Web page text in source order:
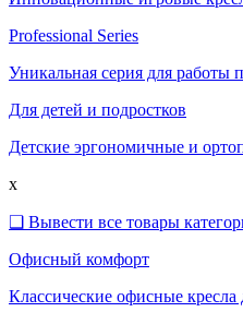
Professional Series
Уникальная серия для работы
Для детей и подростков
Детские эргономичные и
x
❑ Вывести все товары
Офисный комфорт
Классические офисные кресла